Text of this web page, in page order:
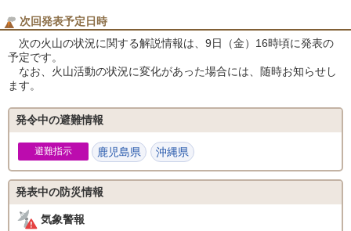
次回発表予定日時
次の火山の状況に関する解説情報は、9日（金）16時頃に発表の
予定です。
なお、火山活動の状況に変化があった場合には、随時お知らせし
ます。
発令中の避難情報
避難指示 鹿児島県 沖縄県
発表中の防災情報
気象警報